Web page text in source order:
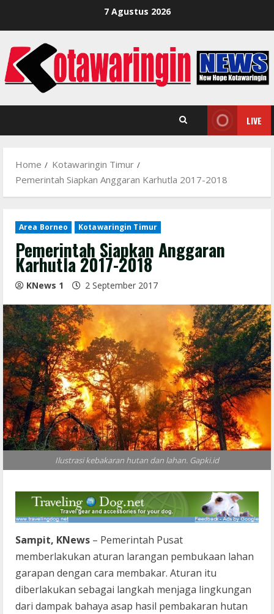
7 Agustus 2026
LIVE
Home
Kotawaringin Timur
Pemerintah Siapkan Anggaran Karhutla 2017-2018
Area Borneo Kotawaringin Timur
Pemerintah Siapkan Anggaran
Karhutla 2017-2018
KNews 1 2 September 2017
Ilustrasi kebakaran hutan dan lahan. Gapki.id
Sampit, KNews – Pemerintah Pusat
memberlakukan aturan larangan pembukaan lahan
garapan dengan cara membakar. Aturan itu
diberlakukan sebagai langkah menjaga lingkungan
dari dampak bahaya asap hasil pembakaran hutan